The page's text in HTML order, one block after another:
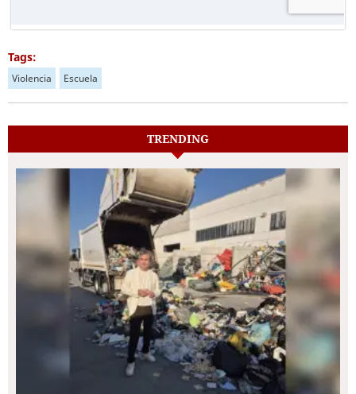
Tags:
Violencia Escuela
TRENDING